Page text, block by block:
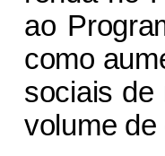
ao
como
sociais de
volume de